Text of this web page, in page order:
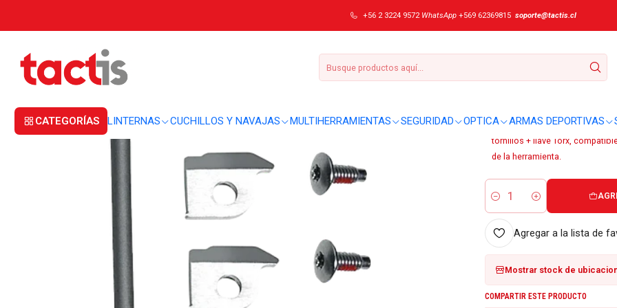
CATEGORÍAS LINTERNAS CUCHILLOS Y NAVAJAS MULTIHERRAMIENTAS SEGURIDAD OPTICA ARMAS DEPORTIVAS
+56 2 3224 9572 WhatsApp +569 62369815 soporte@tactis.cl
Repuesto Cortador de alambre Leatherman #930350
|
Repuesto
Accesorio repuesto
tornillos + llave Torx,
de la herramienta.
Cantidad
Agregar a la lista de
Mostrar stock de
COMPARTIR ESTE PRODUCTO